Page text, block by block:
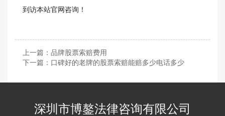
到访本站官网咨询！
上一篇： 品牌股票索赔费用
下一篇： 口碑好的老牌的股票索赔能赔多少电话多少
深圳市博鏊法律咨询有限公司